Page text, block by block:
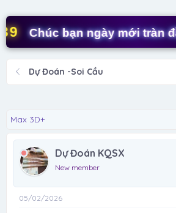
s
t
a
r
t
i
Chúc bạn ngày mới tràn đầy
Dự Đoán -Soi Cầu
Max 3D+
Dự Đoán KQSX
New member
05/02/2026